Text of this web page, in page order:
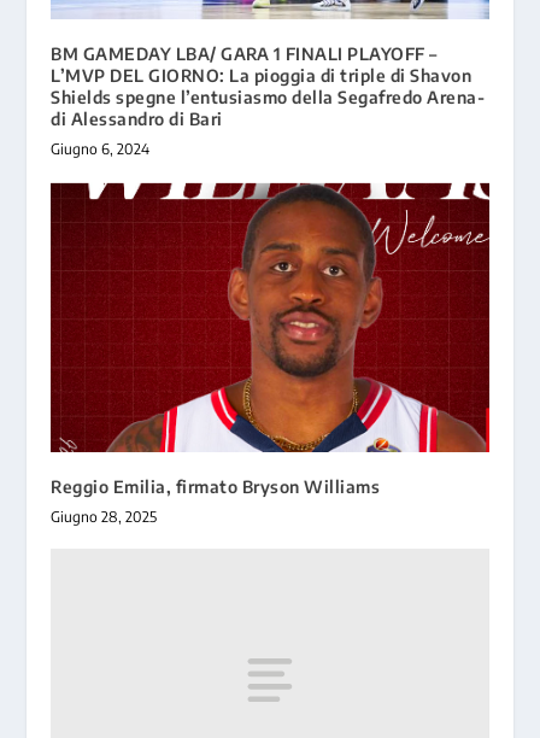
BM GAMEDAY LBA/ GARA 1 FINALI PLAYOFF –
L’MVP DEL GIORNO: La pioggia di triple di Shavon
Shields spegne l’entusiasmo della Segafredo Arena-
di Alessandro di Bari
Giugno 6, 2024
Reggio Emilia, firmato Bryson Williams
Giugno 28, 2025